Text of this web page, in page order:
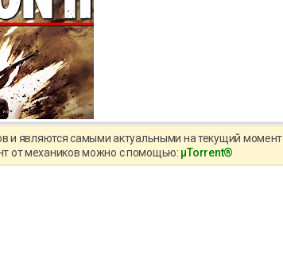
и являются самыми актуальными на текущий момент.
от механиков можно с помощью: μTorrent®